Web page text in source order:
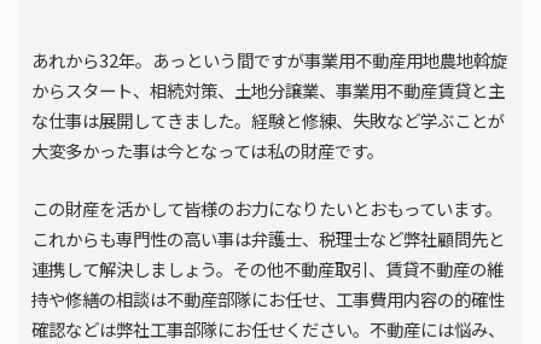
あれから32年。 あっという間ですが事業用不動産用地農地斡旋
からスタート、相続対策、土地分譲業、事業用不動産賃貸と主
な仕事は展開してきました。経験と修練、失敗など学ぶことが
大変多かった事は今となっては私の財産です。
この財産を活かして皆様のお力になりたいとおもっています。
これからも専門性の高い事は弁護士、税理士など弊社顧問先と
連携して解決しましょう。その他不動産取引、賃貸不動産の維
持や修繕の相談は不動産部隊にお任せ、工事費用内容の的確性
確認などは弊社工事部隊にお任せください。不動産には悩み、